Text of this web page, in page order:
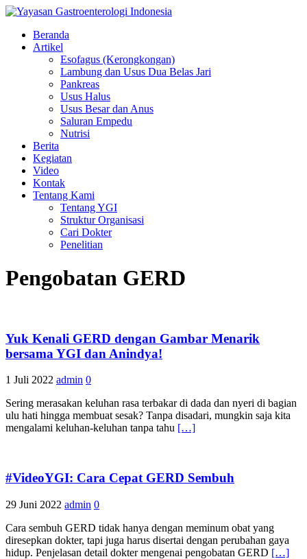
Beranda
Artikel
Esofagus (Kerongkongan)
Lambung dan Usus Dua Belas Jari
Pankreas
Usus Halus
Usus Besar dan Anus
Saluran Empedu
Nutrisi
Berita
Kegiatan
Video
Kontak
Tentang Kami
Tentang YGI
Struktur Organisasi
Cari Dokter
Penelitian
Pengobatan GERD
Yuk Kenali GERD dengan Gambar Menarik
bersama YGI dan Anindya!
1 Juli 2022 admin 0
Sering merasakan keluhan rasa terbakar di dada dan nyeri di bagian
ulu hati hingga membuat sesak? Tanpa disadari, mungkin saja kita
mengalami keluhan-keluhan tanpa tahu […]
#VideoYGI: Cara Cepat GERD Sembuh
29 Juni 2022 admin 0
Cara sembuh GERD tidak hanya dengan meminum obat yang
diresepkan dokter, tapi juga harus disertai dengan perubahan gaya
hidup. Penjelasan detail dokter mengenai pengobatan GERD […]